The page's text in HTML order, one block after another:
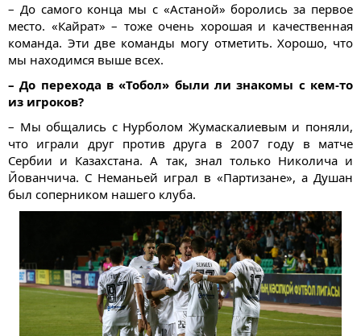
– До самого конца мы с «Астаной» боролись за первое
место. «Кайрат» – тоже очень хорошая и качественная
команда. Эти две команды могу отметить. Хорошо, что
мы находимся выше всех.
– До перехода в «Тобол» были ли знакомы с кем-то
из игроков?
– Мы общались с Нурболом Жумаскалиевым и поняли,
что играли друг против друга в 2007 году в матче
Сербии и Казахстана. А так, знал только Николича и
Йованчича. С Неманьей играл в «Партизане», а Душан
был соперником нашего клуба.